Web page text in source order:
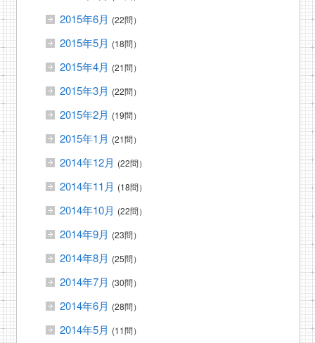
2015年6月 (22問）
2015年5月 (18問）
2015年4月 (21問）
2015年3月 (22問）
2015年2月 (19問）
2015年1月 (21問）
2014年12月 (22問）
2014年11月 (18問）
2014年10月 (22問）
2014年9月 (23問）
2014年8月 (25問）
2014年7月 (30問）
2014年6月 (28問）
2014年5月 (11問）